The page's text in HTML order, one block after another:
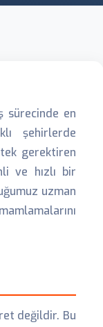
sürecinde en
şehirlerde
gerektiren
ve hızlı bir
uzman
değildir. Bu